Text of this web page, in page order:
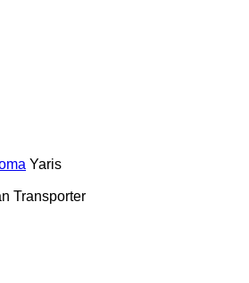
Yaris
Transporter